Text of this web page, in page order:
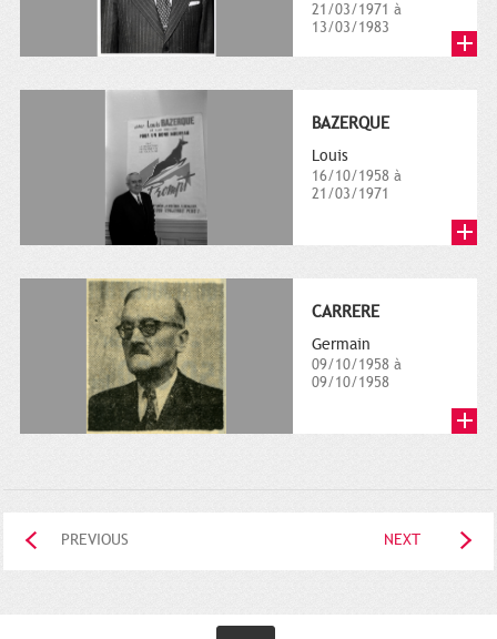
21/03/1971 à
13/03/1983
BAZERQUE
Louis
16/10/1958 à
21/03/1971
CARRERE
Germain
09/10/1958 à
09/10/1958
PREVIOUS NEXT